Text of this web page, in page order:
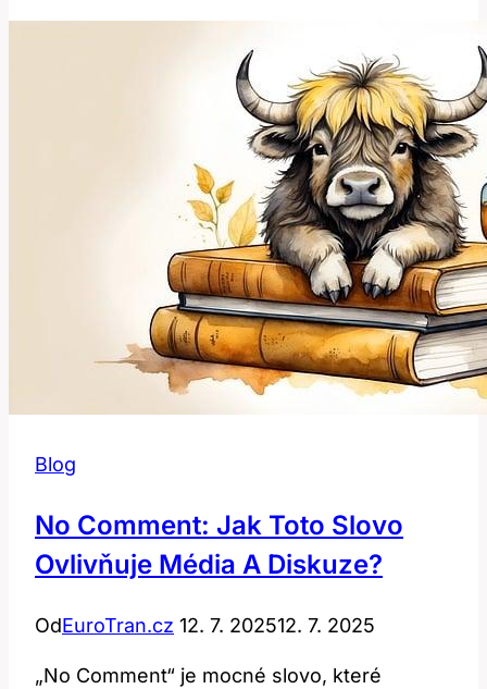
Slovo?
Blog
No Comment: Jak Toto Slovo
Ovlivňuje Média A Diskuze?
OdEuroTran.cz 12. 7. 202512. 7. 2025
„No Comment“ je mocné slovo, které